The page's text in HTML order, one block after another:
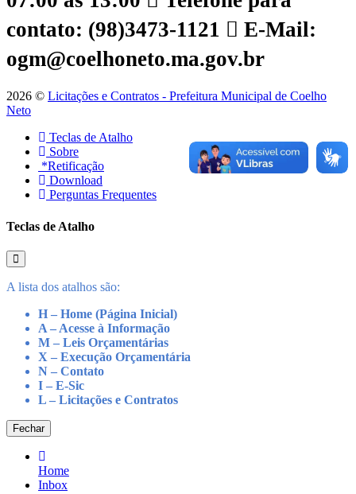
contato: (98)3473-1121
E-Mail:
ogm@coelhoneto.ma.gov.br
2026 © Licitações e Contratos - Prefeitura Municipal de Coelho
Neto
Teclas de Atalho
Sobre
*Retificação
Download
Perguntas Frequentes
Teclas de Atalho
A lista dos atalhos são:
H – Home (Página Inicial)
A – Acesse à Informação
M – Leis Orçamentárias
X – Execução Orçamentária
N – Contato
I – E-Sic
L – Licitações e Contratos
Fechar
Home
Inbox